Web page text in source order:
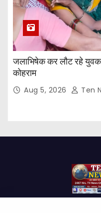
जलाभिषेक कर लौट रहे युवक
कोहराम
Aug 5, 2026 Ten